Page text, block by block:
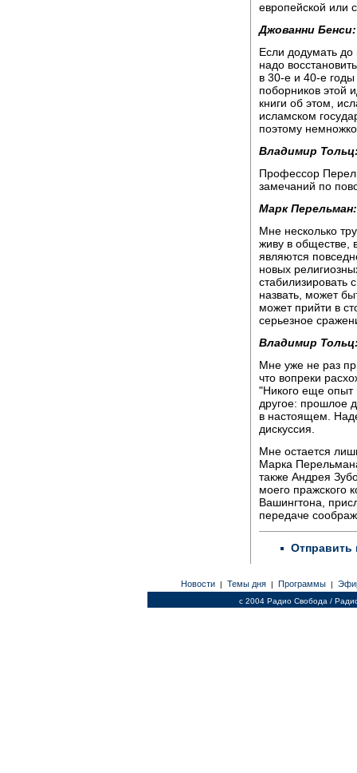
европейской или
Джованни Бенси:
Если додумать
надо
в 30-е и 40-е
поборников этой
книги об этом,
исламском
поэтому
Владимир
Профессор
замечаний по
Марк Перельман:
Мне несколько
живу в обществе,
являются
новых
стабилизировать
назвать, может
может прийти в
серьезное
Владимир
Мне уже не раз
что вопреки
"Никого еще опыт
другое: прошлое
в настоящем.
дискуссия.
Мне остается
Марка
также Андрея
моего пражского
Вашингтона,
передаче
Отправить
Новости | Темы дня | Программы |
c 2004 Радио Свобода /